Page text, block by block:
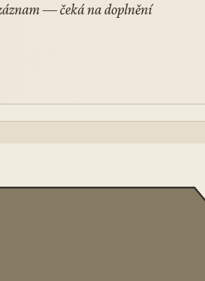
— čeká na doplnění